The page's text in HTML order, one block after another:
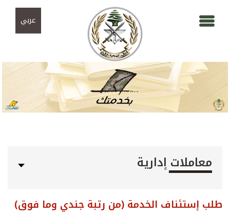
عربي
معاملات إدارية
طلب إستئناف الخدمة (من رتبة جندي وما فوق)